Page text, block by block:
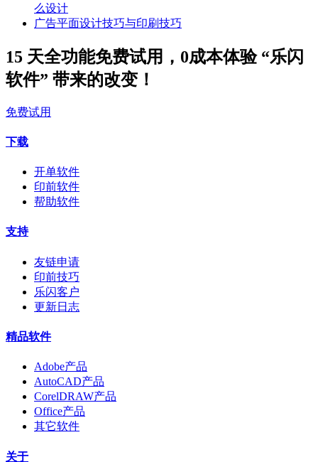
么设计
广告平面设计技巧与印刷技巧
15 天全功能免费试用，0成本体验 “乐闪
软件” 带来的改变！
免费试用
下载
开单软件
印前软件
帮助软件
支持
友链申请
印前技巧
乐闪客户
更新日志
精品软件
Adobe产品
AutoCAD产品
CorelDRAW产品
Office产品
其它软件
关于